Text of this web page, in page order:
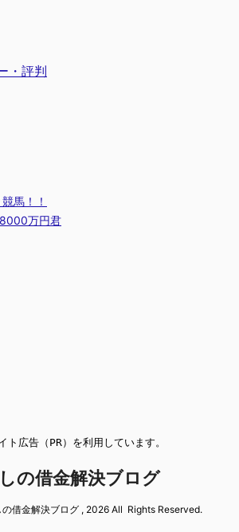
・評判
馬！！
万円君
ト広告（PR）を利用しています。
の借金解決ブログ
借金解決ブログ , 2026 All Rights Reserved.